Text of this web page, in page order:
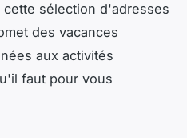
sélection d'adresses
des vacances
aux activités
faut pour vous